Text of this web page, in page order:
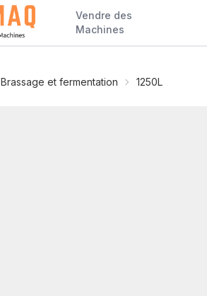
Vendre des
Machines
Brassage et fermentation 1250L